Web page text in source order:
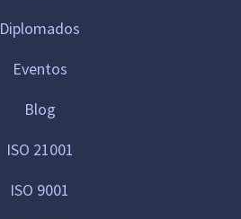
Diplomados
Eventos
Blog
ISO 21001
ISO 9001